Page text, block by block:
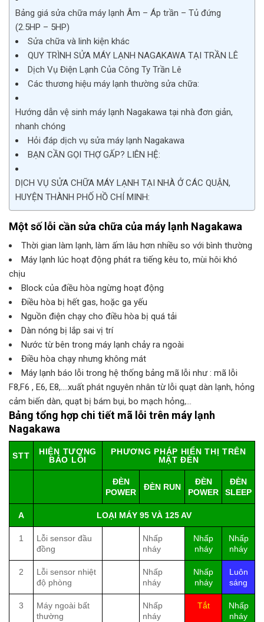
Bảng giá sửa chữa máy lạnh Âm – Áp trần – Tủ đứng
(2.5HP – 5HP)
Sửa chữa và linh kiện khác
QUY TRÌNH SỬA MÁY LẠNH NAGAKAWA TẠI TRẦN LÊ
Dịch Vụ Điện Lạnh Của Công Ty Trần Lê
Các thương hiệu máy lạnh thường sửa chữa:
Hướng dẫn vệ sinh máy lạnh Nagakawa tại nhà đơn giản,
nhanh chóng
Hỏi đáp dịch vụ sửa máy lạnh Nagakawa
BẠN CẦN GỌI THỢ GẤP? LIÊN HỆ:
DỊCH VỤ SỬA CHỮA MÁY LẠNH TẠI NHÀ Ở CÁC QUẬN,
HUYỆN THÀNH PHỐ HỒ CHÍ MINH:
Một số lỗi cần sửa chữa của máy lạnh Nagakawa
Thời gian làm lạnh, làm ấm lâu hơn nhiều so với bình thường
Máy lạnh lúc hoạt động phát ra tiếng kêu to, mùi hôi khó
chịu
Block của điều hòa ngừng hoạt động
Điều hòa bị hết gas, hoặc ga yếu
Nguồn điện chạy cho điều hòa bị quá tải
Dàn nóng bị lắp sai vị trí
Nước từ bên trong máy lạnh chảy ra ngoài
Điều hòa chạy nhưng không mát
Máy lạnh báo lỗi trong hệ thống bảng mã lỗi như : mã lỗi
F8,F6 , E6, E8,….xuất phát nguyên nhân từ lỗi quạt dàn lạnh, hỏng
cảm biến dàn, quạt bị bám bụi, bo mạch hỏng,…
Bảng tổng hợp chi tiết mã lỗi trên máy lạnh
Nagakawa
STT
HIỆN TƯỢNG
BÁO LỖI
PHƯƠNG PHÁP HIỂN THỊ TRÊN
MẶT ĐÈN
ĐÈN
POWER
ĐÈN RUN
ĐÈN
POWER
ĐÈN
SLEEP
A LOẠI MÁY 95 VÀ 125 AV
1
Lỗi sensor đầu
đồng
Nhấp
nháy
Nhấp
nháy
Nhấp
nháy
2
Lỗi sensor nhiệt
độ phòng
Nhấp
nháy
Nhấp
nháy
Luôn
sáng
3
Máy ngoài bất
thường
Nhấp
nháy
Tắt
Nhấp
nháy